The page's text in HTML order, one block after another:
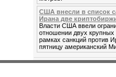
США внесли в список
Ирана две
Власти США ввели
отношении двух крупных
рамках санкций против
пятницу американский